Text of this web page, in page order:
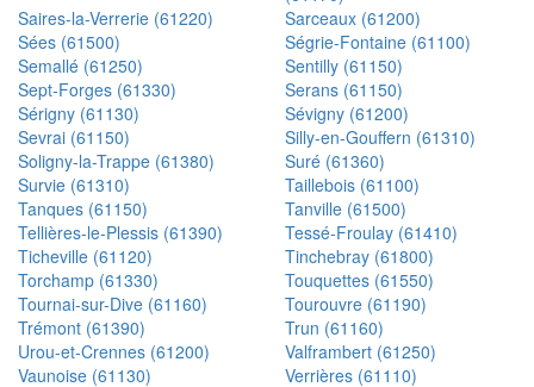
Saires-la-Verrerie (61220)
Sarceaux (61200)
Sées (61500)
Ségrie-Fontaine (61100)
Semallé (61250)
Sentilly (61150)
Sept-Forges (61330)
Serans (61150)
Sérigny (61130)
Sévigny (61200)
Sevrai (61150)
Silly-en-Gouffern (61310)
Soligny-la-Trappe (61380)
Suré (61360)
Survie (61310)
Taillebois (61100)
Tanques (61150)
Tanville (61500)
Tellières-le-Plessis (61390)
Tessé-Froulay (61410)
Ticheville (61120)
Tinchebray (61800)
Torchamp (61330)
Touquettes (61550)
Tournai-sur-Dive (61160)
Tourouvre (61190)
Trémont (61390)
Trun (61160)
Urou-et-Crennes (61200)
Valframbert (61250)
Vaunoise (61130)
Verrières (61110)